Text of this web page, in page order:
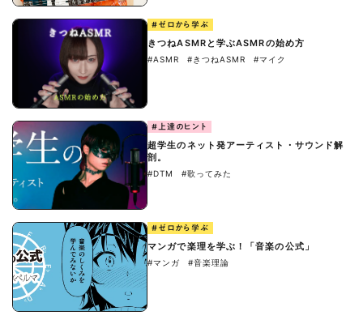
#ゼロから学ぶ
きつねASMRと学ぶASMRの始め方
#ASMR #きつねASMR #マイク
#上達のヒント
超学生のネット発アーティスト・サウンド解
剖。
#DTM #歌ってみた
#ゼロから学ぶ
マンガで楽理を学ぶ！「音楽の公式」
#マンガ #音楽理論